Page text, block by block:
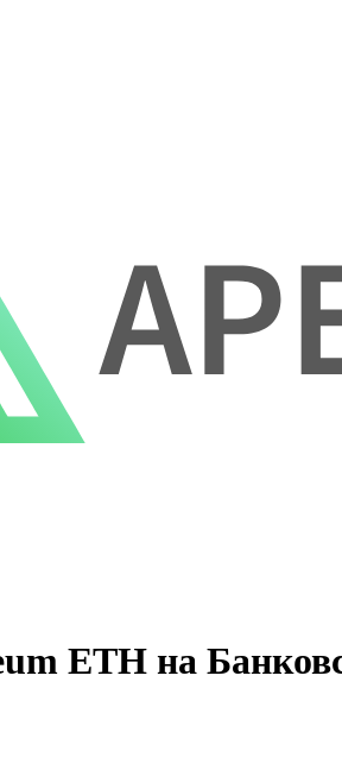
ETH на